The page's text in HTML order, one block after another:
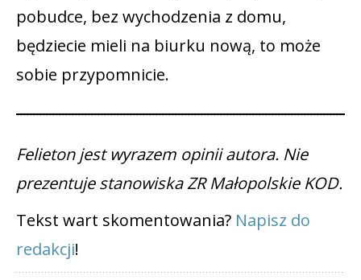
pobudce, bez wychodzenia z domu,
będziecie mieli na biurku nową, to może
sobie przypomnicie.
Felieton jest wyrazem opinii autora. Nie
prezentuje stanowiska ZR Małopolskie KOD.
Tekst wart skomentowania? Napisz do
redakcji!